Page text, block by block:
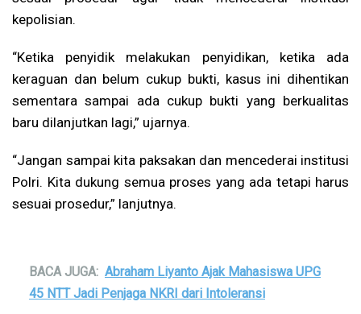
kepolisian.
“Ketika penyidik melakukan penyidikan, ketika ada
keraguan dan belum cukup bukti, kasus ini dihentikan
sementara sampai ada cukup bukti yang berkualitas
baru dilanjutkan lagi,” ujarnya.
“Jangan sampai kita paksakan dan mencederai institusi
Polri. Kita dukung semua proses yang ada tetapi harus
sesuai prosedur,” lanjutnya.
BACA JUGA: Abraham Liyanto Ajak Mahasiswa UPG
45 NTT Jadi Penjaga NKRI dari Intoleransi